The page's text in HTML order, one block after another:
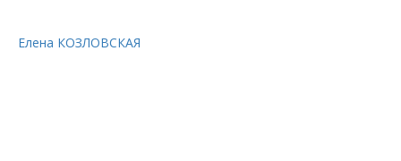
Елена КОЗЛОВСКАЯ